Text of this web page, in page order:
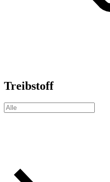
Treibstoff